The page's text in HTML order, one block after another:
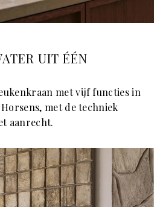
UIT ÉÉN
met vijf functies in
met de techniek
aanrecht.